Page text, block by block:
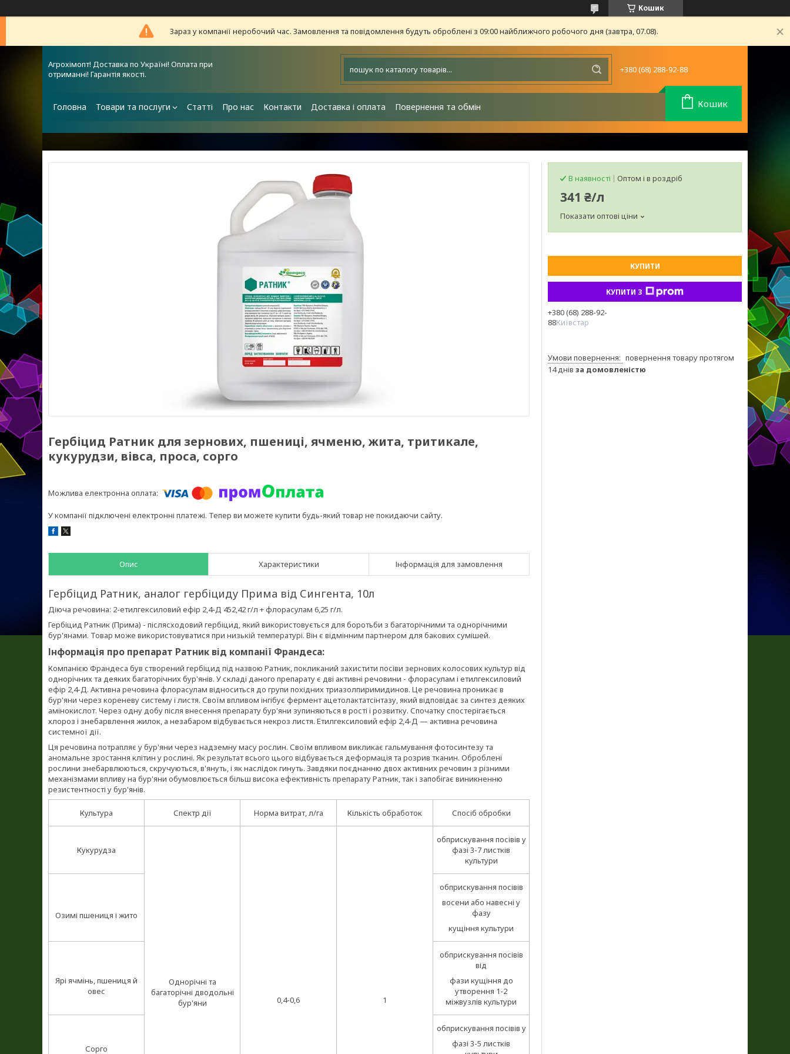
Кошик
Зараз у компанії неробочий час. Замовлення та повідомлення будуть оброблені з 09:00 найближчого робочого дня (завтра, 07.08).
Агрохімопт! Доставка по Україні! Оплата при
отриманні! Гарантія якості.
+380 (68) 288-92-88
Головна Товари та послуги Статті Про нас Контакти Доставка і оплата Повернення та обмін Кошик
Гербіцид Ратник для зернових, пшениці, ячменю, жита, тритикале,
кукурудзи, вівса, проса, сорго
У компанії підключені електронні платежі. Тепер ви можете купити будь-який товар не покидаючи сайту.
Опис Характеристики Інформація для замовлення
Гербіцид Ратник, аналог гербіциду Прима від Сингента, 10л
Діюча речовина: 2-етилгексиловий ефір 2,4-Д 452,42 г/л + флорасулам 6,25 г/л.
Гербіцид Ратник (Прима) - післясходовий гербіцид, який використовується для боротьби з багаторічними та однорічними
бур'янами. Товар може використовуватися при низькій температурі. Він є відмінним партнером для бакових сумішей.
Інформація про препарат Ратник від компанії Франдеса:
Компанією Франдеса був створений гербіцид під назвою Ратник, покликаний захистити посіви зернових колосових культур від
однорічних та деяких багаторічних бур'янів. У складі даного препарату є дві активні речовини - флорасулам і етилгексиловий
ефір 2,4-Д. Активна речовина флорасулам відноситься до групи похідних триазолпиримидинов. Це речовина проникає в
бур'яни через кореневу систему і листя. Своїм впливом інгібує фермент ацетолактатсінтазу, який відповідає за синтез деяких
амінокислот. Через одну добу після внесення препарату бур'яни зупиняються в рості і розвитку. Спочатку спостерігається
хлороз і знебарвлення жилок, а незабаром відбувається некроз листя. Етилгексиловий ефір 2,4-Д — активна речовина
системної дії.
Ця речовина потрапляє у бур'яни через надземну масу рослин. Своїм впливом викликає гальмування фотосинтезу та
аномальне зростання клітин у рослині. Як результат всього цього відбувається деформація та розрив тканин. Оброблені
рослини знебарвлюються, скручуються, в'януть, і як наслідок гинуть. Завдяки поєднанню двох активних речовин з різними
механізмами впливу на бур'яни обумовлюється більш висока ефективність препарату Ратник, так і запобігає виникненню
резистентності у бур'янів.
Культура Спектр дії Норма витрат, л/га Кількість обработок Спосіб обробки
Кукурудза
Однорічні та
багаторічні дводольні
бур'яни
0,4-0,6 1
обприскування посівів у
фазі 3-7 листків
культури
Озимі пшениця і жито
обприскування посівів
восени або навесні у
фазу
кущіння культури
Ярі ячмінь, пшениця й
овес
обприскування посівів
від
фази кущіння до
утворення 1-2
міжвузлів культури
Сорго
обприскування посівів у
фазі 3-5 листків
В наявності Оптом і в роздріб
341 ₴/л
Показати оптові ціни
КУПИТИ
КУПИТИ З
+380 (68) 288-92-
88Київстар
повернення товару протягом
14 днів за домовленістю